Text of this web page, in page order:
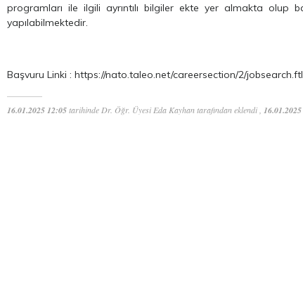
programları ile ilgili ayrıntılı bilgiler ekte yer almakta olup
yapılabilmektedir.
Başvuru Linki : https://nato.taleo.net/careersection/2/
16.01.2025 12:05tarihinde Dr. Öğr. Üyesi Eda Kayhan tarafından eklendi ,